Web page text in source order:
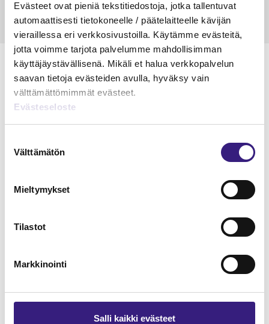
Evästeet ovat pieniä tekstitiedostoja, jotka tallentuvat
automaattisesti tietokoneelle / päätelaitteelle kävijän
vieraillessa eri verkkosivustoilla. Käytämme evästeitä,
jotta voimme tarjota palvelumme mahdollisimman
käyttäjäystävällisenä. Mikäli et halua verkkopalvelun
saavan tietoja evästeiden avulla, hyväksy vain
välttämättömimmät evästeet.
Evästeseloste
valinta
Välttämätön
Mieltymykset
Tilastot
Markkinointi
Salli kaikki evästeet
näytenumero